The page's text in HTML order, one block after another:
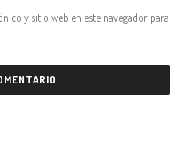
y sitio web en este navegador para